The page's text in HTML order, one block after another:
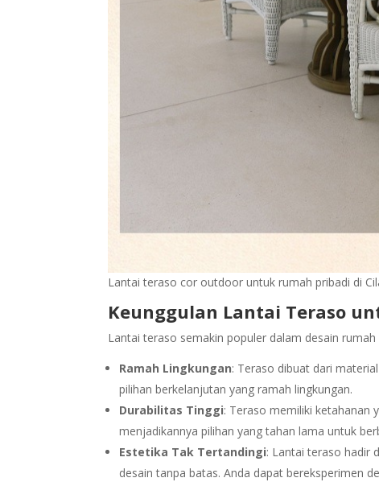
Lantai teraso cor outdoor untuk rumah pribadi di
Keunggulan Lantai Teraso
Lantai teraso semakin populer dalam desain
Ramah Lingkungan: Teraso dibuat dari
pilihan berkelanjutan yang ramah lingkungan.
Durabilitas Tinggi: Teraso memiliki ketahanan
menjadikannya pilihan yang tahan lama untuk
Estetika Tak Tertandingi: Lantai teraso hadir
desain tanpa batas. Anda dapat bereksperimen